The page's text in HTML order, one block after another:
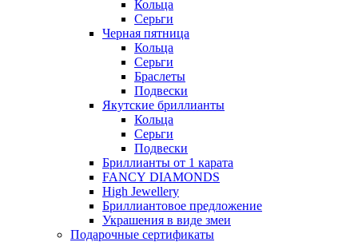
Кольца
Серьги
Черная пятница
Кольца
Серьги
Браслеты
Подвески
Якутские бриллианты
Кольца
Серьги
Подвески
Бриллианты от 1 карата
FANCY DIAMONDS
High Jewellery
Бриллиантовое предложение
Украшения в виде змеи
Подарочные сертификаты